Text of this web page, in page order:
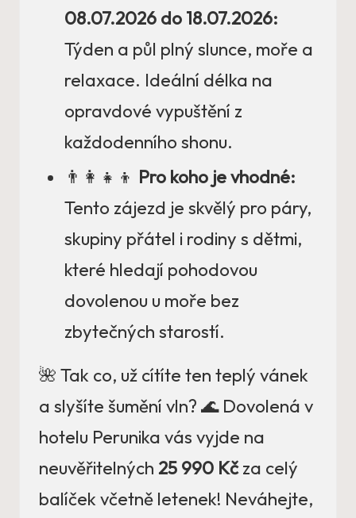
08.07.2026 do 18.07.2026:
Týden a půl plný slunce, moře a
relaxace. Ideální délka na
opravdové vypuštění z
každodenního shonu.
👨‍👩‍👧‍👦 Pro koho je vhodné:
Tento zájezd je skvělý pro páry,
skupiny přátel i rodiny s dětmi,
které hledají pohodovou
dovolenou u moře bez
zbytečných starostí.
🌺 Tak co, už cítíte ten teplý vánek
a slyšíte šumění vln? 🌊 Dovolená v
hotelu Perunika vás vyjde na
neuvěřitelných 25 990 Kčza celý
balíček včetně letenek! Neváhejte,